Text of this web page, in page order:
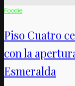
Foodie
Piso Cuatro
con la
Esmeralda